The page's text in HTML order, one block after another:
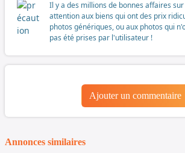
Il y a des millions de bonnes affaires
attention aux biens qui ont des prix
photos génériques, ou aux photos qui
pas été prises par l'utilisateur !
Ajouter un commentaire
Annonces similaires